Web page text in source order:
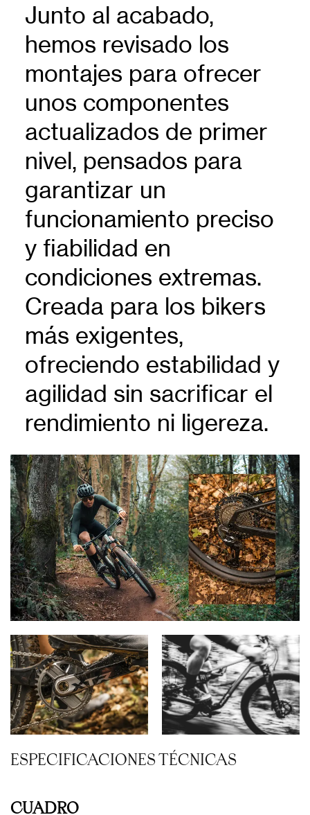
Junto al acabado,
hemos revisado los
montajes para ofrecer
unos componentes
actualizados de primer
nivel, pensados para
garantizar un
funcionamiento preciso
y fiabilidad en
condiciones extremas.
Creada para los bikers
más exigentes,
ofreciendo estabilidad y
agilidad sin sacrificar el
rendimiento ni ligereza.
ESPECIFICACIONES TÉCNICAS
CUADRO